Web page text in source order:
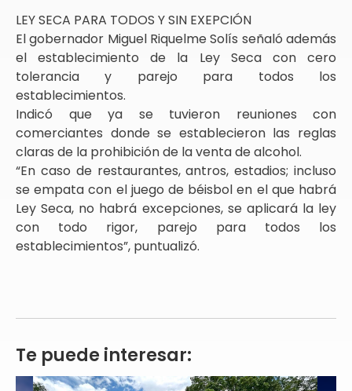
LEY SECA PARA TODOS Y SIN EXEPCIÓN
El gobernador Miguel Riquelme Solís señaló además
el establecimiento de la Ley Seca con cero
tolerancia y parejo para todos los
establecimientos.
Indicó que ya se tuvieron reuniones con
comerciantes donde se establecieron las reglas
claras de la prohibición de la venta de alcohol.
“En caso de restaurantes, antros, estadios; incluso
se empata con el juego de béisbol en el que habrá
Ley Seca, no habrá excepciones, se aplicará la ley
con todo rigor, parejo para todos los
establecimientos”, puntualizó.
Te puede interesar: